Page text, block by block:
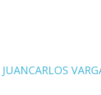
JUANCARLOS